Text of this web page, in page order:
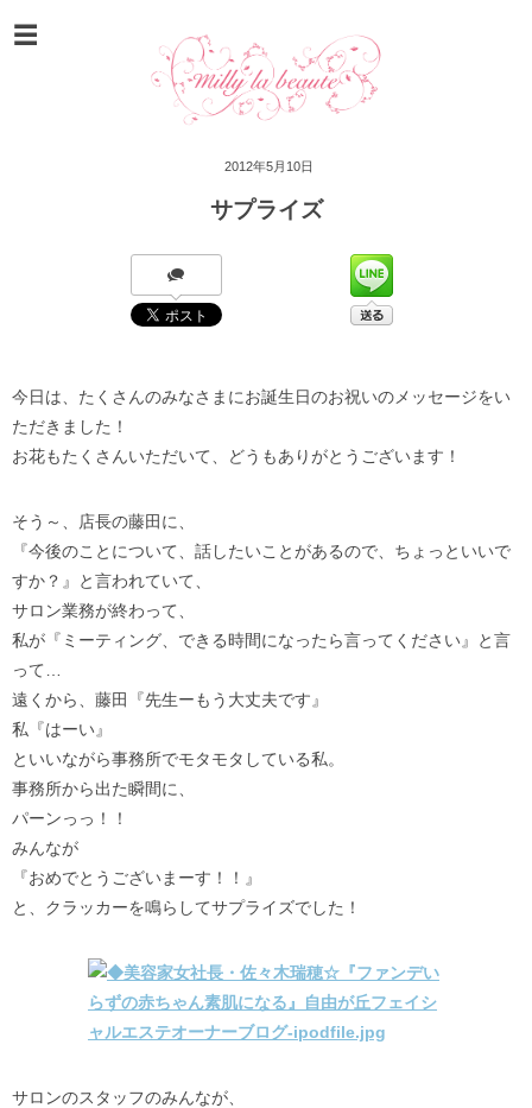
2012年5月10日
サプライズ
今日は、たくさんのみなさまにお誕生日のお祝いのメッセージをい
ただきました！
お花もたくさんいただいて、どうもありがとうございます！
そう～、店長の藤田に、
『今後のことについて、話したいことがあるので、ちょっといいで
すか？』と言われていて、
サロン業務が終わって、
私が『ミーティング、できる時間になったら言ってください』と言
って…
遠くから、藤田『先生ーもう大丈夫です』
私『はーい』
といいながら事務所でモタモタしている私。
事務所から出た瞬間に、
パーンっっ！！
みんなが
『おめでとうございまーす！！』
と、クラッカーを鳴らしてサプライズでした！
サロンのスタッフのみんなが、